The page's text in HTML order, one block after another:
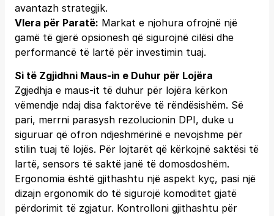
avantazh strategjik.
Vlera për Paratë: Markat e njohura ofrojnë një
gamë të gjerë opsionesh që sigurojnë cilësi dhe
performancë të lartë për investimin tuaj.
Si të Zgjidhni Maus-in e Duhur për Lojëra
Zgjedhja e maus-it të duhur për lojëra kërkon
vëmendje ndaj disa faktorëve të rëndësishëm. Së
pari, merrni parasysh rezolucionin DPI, duke u
siguruar që ofron ndjeshmërinë e nevojshme për
stilin tuaj të lojës. Për lojtarët që kërkojnë saktësi të
lartë, sensors të saktë janë të domosdoshëm.
Ergonomia është gjithashtu një aspekt kyç, pasi një
dizajn ergonomik do të sigurojë komoditet gjatë
përdorimit të zgjatur. Kontrolloni gjithashtu për